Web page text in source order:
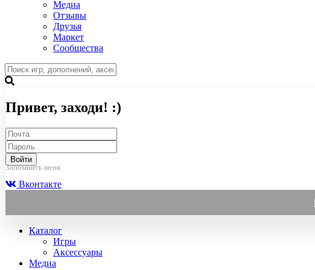
Медиа
Отзывы
Друзья
Маркет
Сообщества
Привет, заходи! :)
Войти
Запомнить меня
Вконтакте
Каталог
Игры
Аксессуары
Медиа